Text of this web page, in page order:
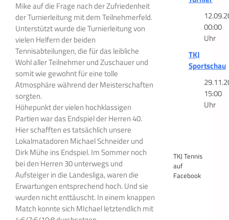
Mike auf die Frage nach der Zufriedenheit
der Turnierleitung mit dem Teilnehmerfeld.
Unterstützt wurde die Turnierleitung von
vielen Helfern der beiden
Tennisabteilungen, die für das leibliche
Wohl aller Teilnehmer und Zuschauer und
somit wie gewohnt für eine tolle
Atmosphäre während der Meisterschaften
sorgten.
Höhepunkt der vielen hochklassigen
Partien war das Endspiel der Herren 40.
Hier schafften es tatsächlich unsere
Lokalmatadoren Michael Schneider und
Dirk Mühe ins Endspiel. Im Sommer noch
bei den Herren 30 unterwegs und
Aufsteiger in die Landesliga, waren die
Erwartungen entsprechend hoch. Und sie
wurden nicht enttäuscht. In einem knappen
Match konnte sich MIchael letztendlich mit
00:00
Uhr
TKJ
Sportschau
15:00
Uhr
TKJ Tennis
auf
Facebook